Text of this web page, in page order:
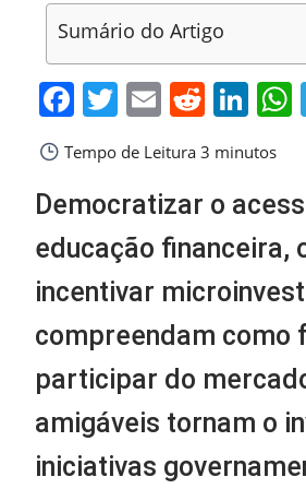
Sumário do Artigo
Facebook
Twitter
Email
Tempo de Leitura 3 minutos
Democratizar o
educação
incentivar
compreendam como
participar do
amigáveis tornam o
iniciativas